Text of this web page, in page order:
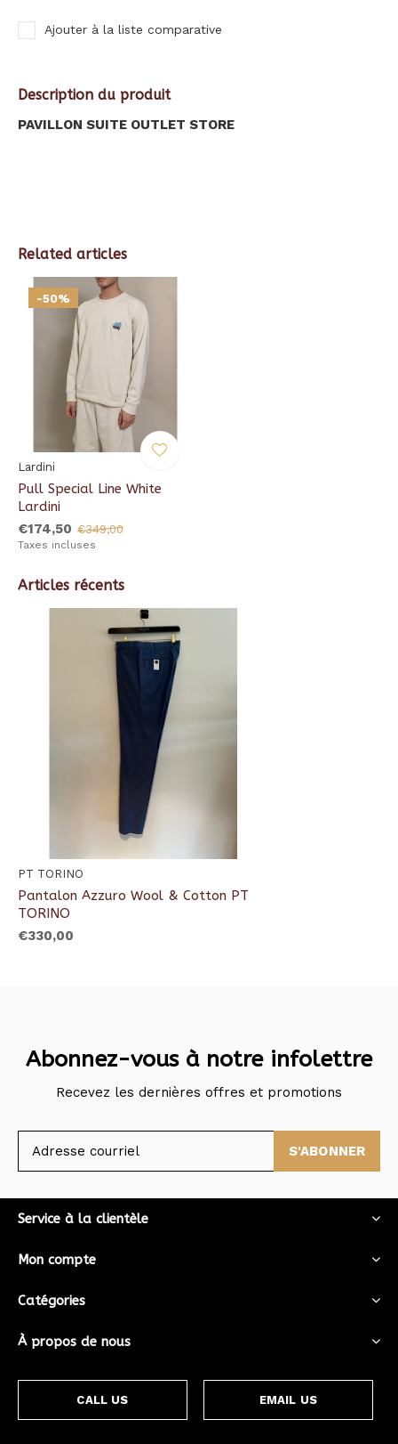
Ajouter à la liste comparative
Description du produit
PAVILLON SUITE OUTLET STORE
Related articles
-50%
Lardini
Pull Special Line White
Lardini
€174,50 €349,00
Taxes incluses
Articles récents
PT TORINO
Pantalon Azzuro Wool & Cotton PT
TORINO
€330,00
Abonnez-vous à notre infolettre
Recevez les dernières offres et promotions
S'ABONNER
Service à la clientèle
Mon compte
Catégories
À propos de nous
CALL US EMAIL US